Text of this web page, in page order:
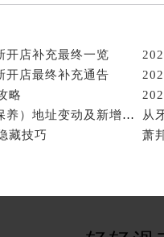
一路萧邦售后服务中心（
放大街萧邦售后服务中心
中央路萧邦售后服务中心
央大街萧邦售后服务中心
马路萧邦售后服务中心（
开店补充最终一览
开店最终补充通告
略
2026年6月萧邦官方售后中心（维修保养）地址变动及新增补充清单文件正式发布
从
藏技巧
萧